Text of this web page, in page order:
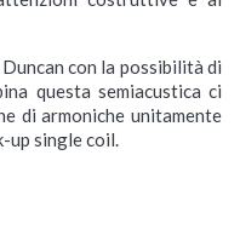
con la possibilità di
questa semiacustica ci
di armoniche unitamente
up single coil.